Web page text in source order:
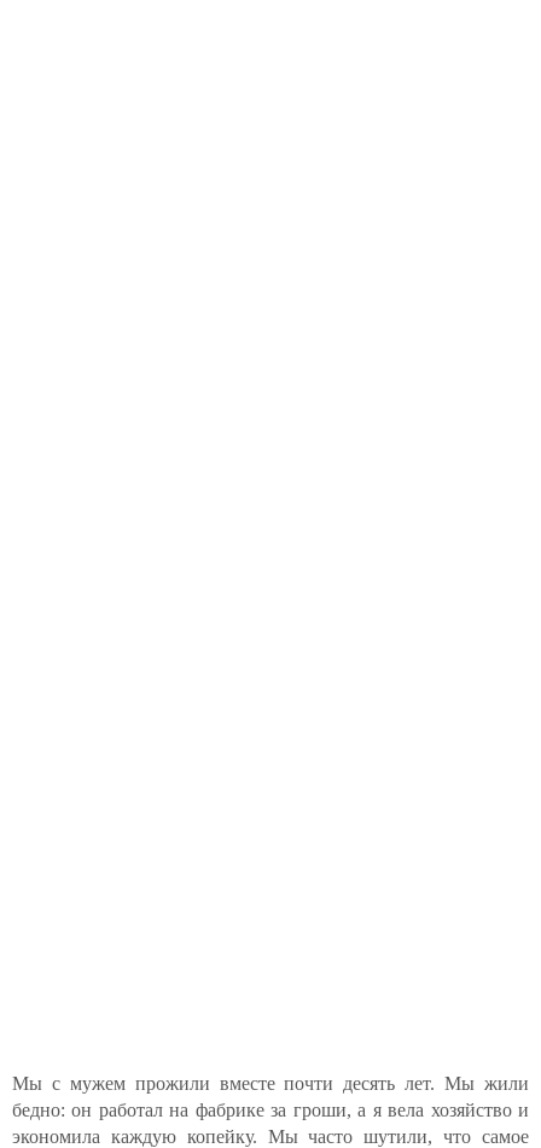
Мы с мужем прожили вместе почти десять лет. Мы жили
бедно: он работал на фабрике за гроши, а я вела хозяйство и
экономила каждую копейку. Мы часто шутили, что самое